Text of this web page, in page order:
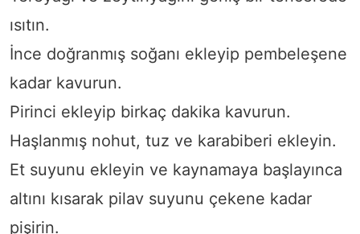
ısıtın.
İnce doğranmış soğanı ekleyip pembeleşene
kadar kavurun.
Pirinci ekleyip birkaç dakika kavurun.
Haşlanmış nohut, tuz ve karabiberi ekleyin.
Et suyunu ekleyin ve kaynamaya başlayınca
altını kısarak pilav suyunu çekene kadar
pişirin.